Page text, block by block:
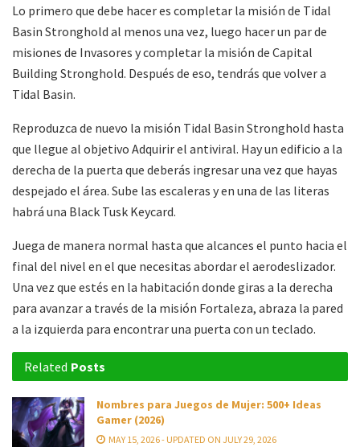
Lo primero que debe hacer es completar la misión de Tidal
Basin Stronghold al menos una vez, luego hacer un par de
misiones de Invasores y completar la misión de Capital
Building Stronghold. Después de eso, tendrás que volver a
Tidal Basin.
Reproduzca de nuevo la misión Tidal Basin Stronghold hasta
que llegue al objetivo Adquirir el antiviral. Hay un edificio a la
derecha de la puerta que deberás ingresar una vez que hayas
despejado el área. Sube las escaleras y en una de las literas
habrá una Black Tusk Keycard.
Juega de manera normal hasta que alcances el punto hacia el
final del nivel en el que necesitas abordar el aerodeslizador.
Una vez que estés en la habitación donde giras a la derecha
para avanzar a través de la misión Fortaleza, abraza la pared
a la izquierda para encontrar una puerta con un teclado.
Related Posts
Nombres para Juegos de Mujer: 500+ Ideas
Gamer (2026)
MAY 15, 2026 - UPDATED ON JULY 29, 2026